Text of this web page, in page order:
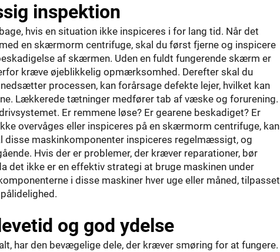
inspektion
hvis en situation ikke inspiceres i for lang tid. Når det
en skærmorm centrifuge, skal du først fjerne og inspicere
af skærmen. Uden en fuldt fungerende skærm er
kræve øjeblikkelig opmærksomhed. Derefter skal du
processen, kan forårsage defekte lejer, hvilket kan
Lækkerede tætninger medfører tab af væske og forurening.
Er remmene løse? Er gearene beskadiget? Er
overvåges eller inspiceres på en skærmorm centrifuge, kan
disse maskinkomponenter inspiceres regelmæssigt, og
Hvis der er problemer, der kræver reparationer, bør
det ikke er en effektiv strategi at bruge maskinen under
i disse maskiner hver uge eller måned, tilpasset
og god ydelse
har den bevægelige dele, der kræver smøring for at fungere.